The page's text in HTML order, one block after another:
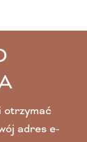
otrzymać
adres e-